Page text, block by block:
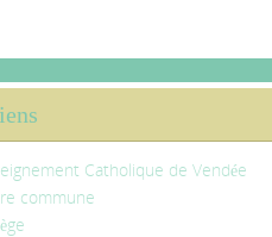
Catholique de Vendée
commune